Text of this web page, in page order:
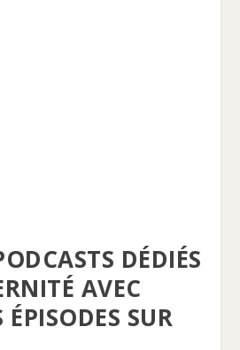
DÉDIÉS
AVEC
ÉPISODES SUR